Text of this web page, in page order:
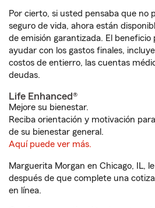
Por cierto, si usted pensaba que no
seguro de vida, ahora están
de emisión garantizada. El
ayudar con los gastos finales,
costos de entierro, las cuentas
deudas.
Life Enhanced®
Mejore su bienestar.
Reciba orientación y motivación
de su bienestar general.
Aquí puede ver más.
Marguerita Morgan en Chicago, IL,
después de que complete una
en línea.